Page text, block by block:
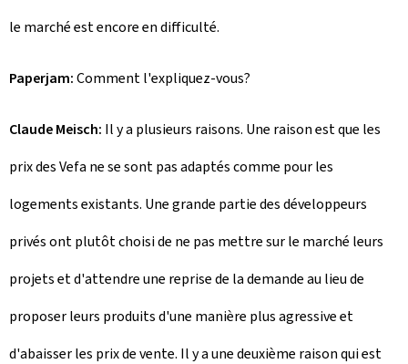
le marché est encore en difficulté.
Paperjam:Comment l'expliquez-vous?
Claude Meisch: Il y a plusieurs raisons. Une raison est que les
prix des Vefa ne se sont pas adaptés comme pour les
logements existants. Une grande partie des développeurs
privés ont plutôt choisi de ne pas mettre sur le marché leurs
projets et d'attendre une reprise de la demande au lieu de
proposer leurs produits d'une manière plus agressive et
d'abaisser les prix de vente. Il y a une deuxième raison qui est